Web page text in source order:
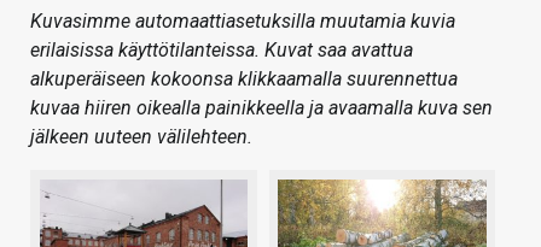
Kuvasimme automaattiasetuksilla muutamia kuvia
erilaisissa käyttötilanteissa. Kuvat saa avattua
alkuperäiseen kokoonsa klikkaamalla suurennettua
kuvaa hiiren oikealla painikkeella ja avaamalla kuva sen
jälkeen uuteen välilehteen.